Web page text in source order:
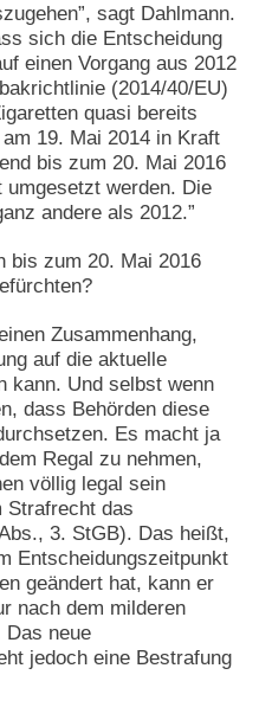
sagt Dahlmann.
sich die Entscheidung
einen Vorgang aus 2012
(2014/40/EU)
quasi bereits
19. Mai 2014 in Kraft
bis zum 20. Mai 2016
werden. Die
andere als 2012.”
bis zum 20. Mai 2016
Zusammenhang,
auf die aktuelle
kann. Und selbst wenn
dass Behörden diese
Es macht ja
Regal zu nehmen,
völlig legal sein
Strafrecht das
3. StGB). Das heißt,
Entscheidungszeitpunkt
geändert hat, kann er
nach dem milderen
Das neue
jedoch eine Bestrafung